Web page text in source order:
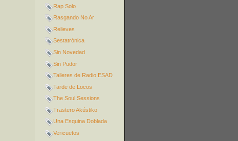
Rap Solo
Rasgando No Ar
Relieves
Sestatrónica
Sin Novedad
Sin Pudor
Talleres de Radio ESAD
Tarde de Locos
The Soul Sessions
Trastero Akústiko
Una Esquina Doblada
Vericuetos